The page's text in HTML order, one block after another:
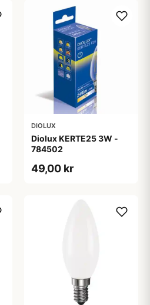
DIOLUX
Diolux KERTE25 3W -
784502
49,00 kr